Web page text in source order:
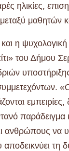
ηλικίες,
μαθητών
και η
του Δήμου
ανθρώπους να
τη